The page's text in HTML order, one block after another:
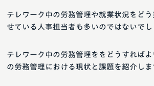
テレワーク中の労務管理ををどうすれば
の労務管理における現状と課題を紹介しま
テレワーク中の労務管理や就業状況をど
せている人事担当者も多いのではないでし